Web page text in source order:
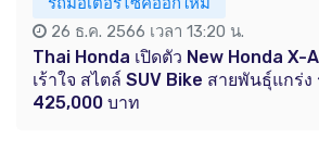
26 ธ.ค. 2566 เวลา 13:20 น.
Thai Honda เปิดตัว New Honda X-
เร้าใจ สไตล์ SUV Bike สายพันธุ์แกร่
425,000 บาท